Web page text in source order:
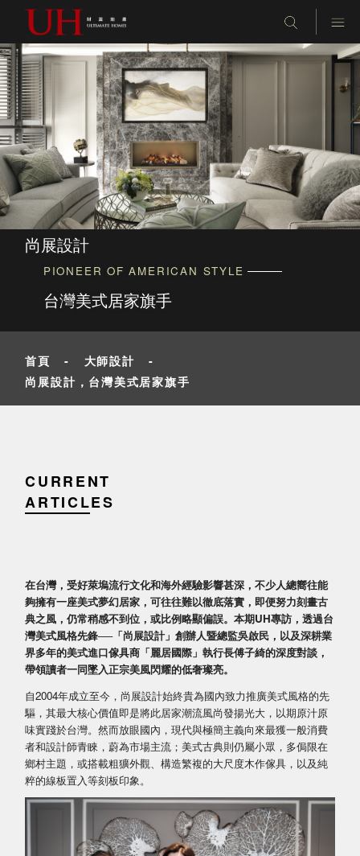
尚展設計
PIONEER OF AMERICAN STYLE
台灣美式居家旗手
首頁 - 大師設計
-
尚展設計，台灣美式居家旗手
CURRENT
ARTICLES
在台灣，受好萊塢流行文化和海外經驗影響甚深，不少人總嚮往能
夠擁有一座美式夢幻居家，可往往難以徹底落實，即便努力刻畫古
典之風，仍常稍感不到位，或比例略顯偏誤。本期UH專訪，透過台
灣美式風格先鋒──「尚展設計」創辦人暨總監吳啟民，以及深耕業
界多年的美式進口傢具商「麗居國際」執行長傅子綺的深度對談，
帶領讀者一同墜入正宗美風閃耀的低奢璨亮。
自2004年成立至今，尚展設計始終貴為國內致力推廣美式風格的先
驅，其最大核心價值即是將此居家潮流風尚發揚光大，以期原汁原
味實踐於台灣。然而放眼國內，現代與極簡主義向來最獲一般消費
者和設計師青睞，蔚為市場主流；美式古典則仍屬小眾，多侷限在
鄉村主題，或搭載粗獷外觀、構造繁複的大尺度木作傢具，以及純
粹的線板置入等刻板印象。